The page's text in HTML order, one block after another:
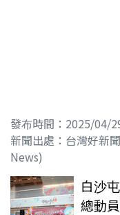
發布時間：2025/04/
新聞出處：台灣好新
News)
白沙
總動員